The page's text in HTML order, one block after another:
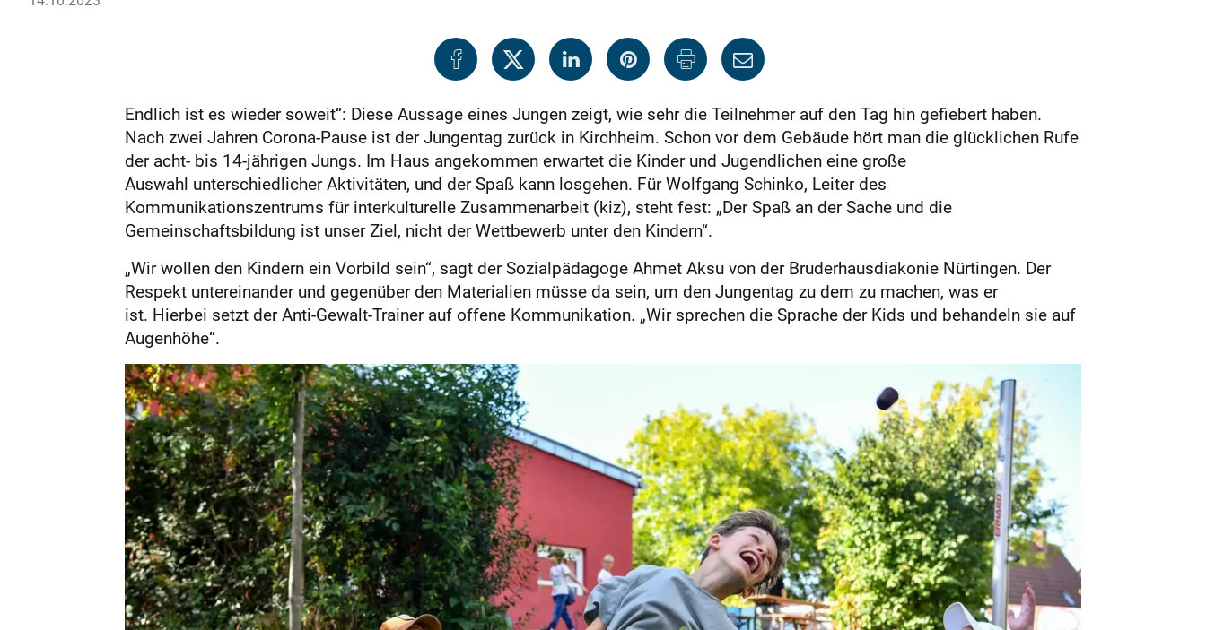
Endlich ist es wieder soweit“: Diese Aussage eines Jungen zeigt, wie sehr die Teilnehmer auf den Tag hin gefiebert haben.
Nach zwei Jahren Corona-Pause ist der Jungentag zurück in Kirchheim. Schon vor dem Gebäude hört man die glücklichen Rufe
der acht- bis 14-jährigen Jungs. Im Haus angekommen erwartet die Kinder und Jugendlichen eine große
Auswahl unterschiedlicher Aktivitäten, und der Spaß kann losgehen. Für Wolfgang Schinko, Leiter des
Kommunikationszentrums für interkulturelle Zusammenarbeit (kiz), steht fest: „Der Spaß an der Sache und die
Gemeinschaftsbildung ist unser Ziel, nicht der Wettbewerb unter den Kindern“.
„Wir wollen den Kindern ein Vorbild sein“, sagt der Sozialpädagoge Ahmet Aksu von der Bruderhausdiakonie Nürtingen. Der
Respekt untereinander und gegenüber den Materialien müsse da sein, um den Jungentag zu dem zu machen, was er
ist. Hierbei setzt der Anti-Gewalt-Trainer auf offene Kommunikation. „Wir sprechen die Sprache der Kids und behandeln sie auf
Augenhöhe“.